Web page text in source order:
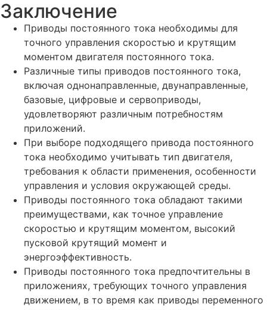
Заключение
Приводы постоянного тока необходимы для
точного управления скоростью и крутящим
моментом двигателя постоянного тока.
Различные типы приводов постоянного тока,
включая однонаправленные, двунаправленные,
базовые, цифровые и сервоприводы,
удовлетворяют различным потребностям
приложений.
При выборе подходящего привода постоянного
тока необходимо учитывать тип двигателя,
требования к области применения, особенности
управления и условия окружающей среды.
Приводы постоянного тока обладают такими
преимуществами, как точное управление
скоростью и крутящим моментом, высокий
пусковой крутящий момент и
энергоэффективность.
Приводы постоянного тока предпочтительны в
приложениях, требующих точного управления
движением, в то время как приводы переменного